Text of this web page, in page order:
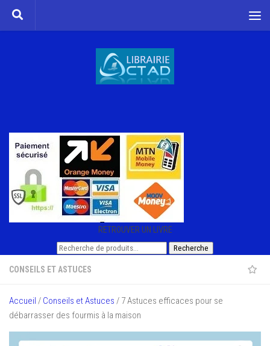
Skip to content
RETROUVER UN LIVRE
Recherche
Recherche
CONSEILS ET ASTUCES
Accueil / Conseils et Astuces / 7 Astuces efficaces pour se
débarrasser des fourmis à la maison